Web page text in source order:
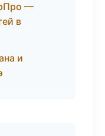
—
в
и